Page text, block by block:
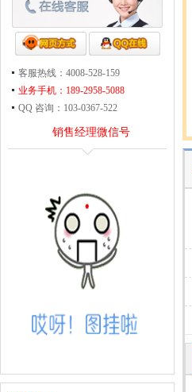
客服热线：4008-528-159
业务手机：189-2958-5088
QQ 咨询：103-0367-522
销售经理微信号